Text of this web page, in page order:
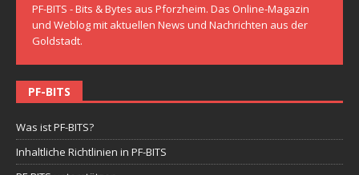
PF-BITS - Bits & Bytes aus Pforzheim. Das Online-Magazin
und Weblog mit aktuellen News und Nachrichten aus der
Goldstadt.
PF-BITS
Was ist PF-BITS?
Inhaltliche Richtlinien in PF-BITS